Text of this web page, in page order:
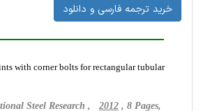
خرید ترجمه فارسی و دانلود
with corner bolts for rectangular tubular
Steel Research , 2012 , 8 Pages,